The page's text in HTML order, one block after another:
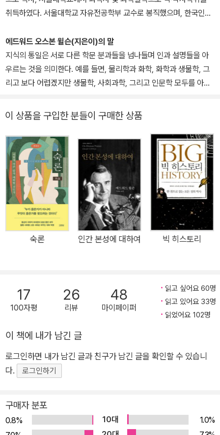
s of Creativity)』 등이 있다.
y of Fellows의 주니어 펠로우Junior Fellow에 선정되었으며, 7개
의 국제 학술지 편집위원을 역임했다. 서울대학교 생명과학부 교수,
생태학회장, 국립생태원 초대원장, 유엔 생물다양성협약 의장 등을
지냈다. 1989년 미국곤충학회 젊은과학자상, 2000년 대한민국과학
문화상, 2002년 국제환경상, 2004년 올해의 여성운동상, 2023년
청암교육상, 2024년 후광학술상을 수상했다. 『다윈 지능』, 『양심』,
여 권의 책을 쓰고 번역했다. 저서 『개미제국의 발견』의 영문판을 존
c Press에서 펴낸 『동물행동학 백과사전Encyclopedia of Animal
Behavior』의 총괄 편집장을 맡았다. 케임브리지 대학교 출판부에서
나온 곤충 진화 책 2권의 편집자로도 활동했다. 스승 에드워드 윌슨
의 책을 한국어로 번역한 『통섭』은 베스트셀러에 오르며 학계뿐 아니
라 한국 사회 전반에 걸쳐 경직된 경계 문화를 허무는 엄청난 변화를
일으켰다. 최근에는 찰스 다윈의 책을 연구하고 번역하는 다윈포럼을
이끌고 있다.
취득하였다. 서울대학교 자유전공학부 교수로 봉직했으며, 한국인지
로 《다윈의 식탁》, 《공감의 반경》 등이 있다.
에드워드 오스본 윌슨(지은이)의 말
지식의 통일은 서로 다른 학문 분과들을 넘나들며 인과 설명들을 아
우르는 것을 의미한다. 예를 들면, 물리학과 화학, 화학과 생물학, 그
리고 보다 어렵겠지만 생물학, 사회과학, 그리고 인문학 모두를 아우
때문에 상당한 믿음을 준다. 세상이 어떻게 작동하는가에 대한 물질
현재 산업 국가들과 세계 경제를 한데 묶어 주는 것이 있다면, 그것은
바로 자연과학의 통합이다. 나를 비롯한 많은 사상가들은 자연과학의
중요성과 그것의 사회과학과 인문학과의 통합을 그 어느 때보다 심각
하게 고려해야 할 때가 되었다고 믿는다. 그저 단순한 동반자 관계를
만드는 것이 아니라 지식 체계의 기초를 다지는 통합 말이다.
학문 분과들을 아우르는 통합의 개념은 아직 빈약하다는 사실을 인정
모으는 주제이다.
이 상품을 구입한 분들이 구매한 상품
숙론 인간 본성에 대하여 빅 히스토리
17
100자평
26
리뷰
48
마이페이퍼
읽고 싶어요 60명
읽고 있어요 33명
읽었어요 102명
이 책에 내가 남긴 글
로그인하면 내가 남긴 글과 친구가 남긴 글을 확인할 수 있습니
다.
로그인하기
구매자 분포
0.8% 10대
1.0%